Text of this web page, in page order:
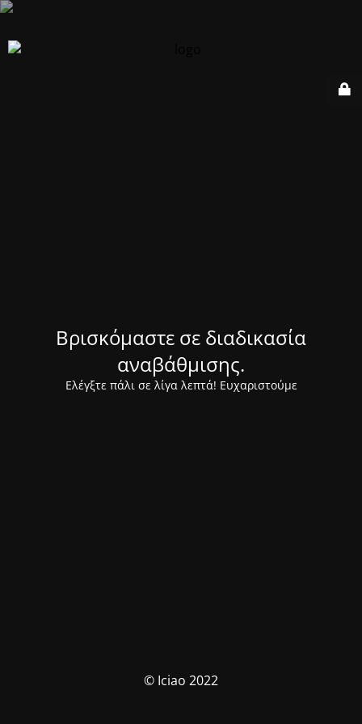
Βρισκόμαστε σε διαδικασία
αναβάθμισης.
Ελέγξτε πάλι σε λίγα λεπτά! Ευχαριστούμε
© Iciao 2022